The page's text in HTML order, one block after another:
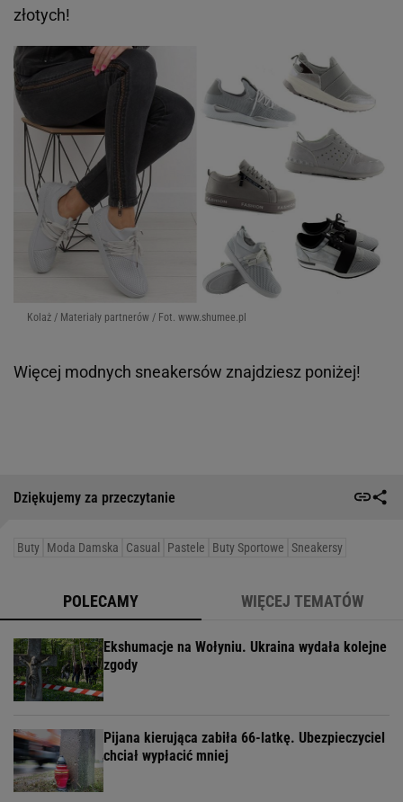
złotych!
Kolaż / Materiały partnerów / Fot. www.shumee.pl
Więcej modnych sneakersów znajdziesz poniżej!
Dziękujemy za przeczytanie
Buty Moda Damska Casual Pastele Buty Sportowe Sneakersy
POLECAMY WIĘCEJ TEMATÓW
Ekshumacje na Wołyniu. Ukraina wydała kolejne
zgody
Pijana kierująca zabiła 66-latkę. Ubezpieczyciel
chciał wypłacić mniej